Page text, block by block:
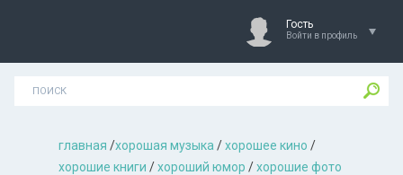
Гость
Войти в профиль
главная /хорошая музыкa /хорошее кино /
хорошие книги /хороший юмор /хорошие фото